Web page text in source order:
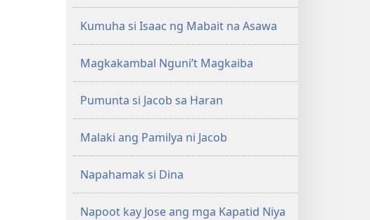
Kumuha si Isaac ng Mabait na Asawa
Magkakambal Nguni’t Magkaiba
Pumunta si Jacob sa Haran
Malaki ang Pamilya ni Jacob
Napahamak si Dina
Napoot kay Jose ang mga Kapatid Niya